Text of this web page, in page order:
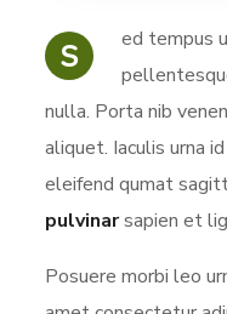
S
ed tempus
nulla. Porta nib
aliquet. Iaculis urna
eleifend qumat
pulvinarsapien et
Posuere morbi leo